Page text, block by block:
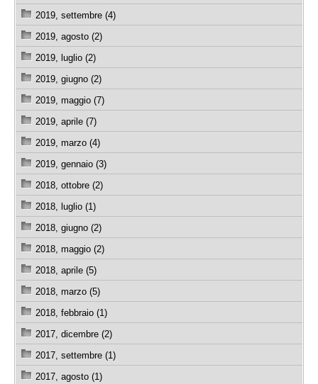
2019, settembre (4)
2019, agosto (2)
2019, luglio (2)
2019, giugno (2)
2019, maggio (7)
2019, aprile (7)
2019, marzo (4)
2019, gennaio (3)
2018, ottobre (2)
2018, luglio (1)
2018, giugno (2)
2018, maggio (2)
2018, aprile (5)
2018, marzo (5)
2018, febbraio (1)
2017, dicembre (2)
2017, settembre (1)
2017, agosto (1)